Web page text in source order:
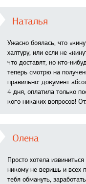
Наталья
Ужасно боялась, что
халтуру, или если не
что доставят, но кто-
теперь смотрю на
правильно: документ
4 дня, оплатила только
кого никаких вопросов!
Олена
Просто хотела
никому не веришь и всех
тебя обмануть,